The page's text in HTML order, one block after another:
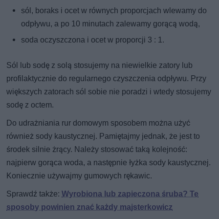
sól, boraks i ocet w równych proporcjach wlewamy do
odpływu, a po 10 minutach zalewamy gorącą wodą,
soda oczyszczona i ocet w proporcji 3 : 1.
Sól lub sodę z solą stosujemy na niewielkie zatory lub
profilaktycznie do regularnego czyszczenia odpływu. Przy
większych zatorach sól sobie nie poradzi i wtedy stosujemy
sodę z octem.
Do udrażniania rur domowym sposobem można użyć
również sody kaustycznej. Pamiętajmy jednak, że jest to
środek silnie żrący. Należy stosować taką kolejność:
najpierw gorąca woda, a następnie łyżka sody kaustycznej.
Koniecznie używajmy gumowych rękawic.
Sprawdź także:Wyrobiona lub zapieczona śruba? Te
sposoby powinien znać każdy majsterkowicz